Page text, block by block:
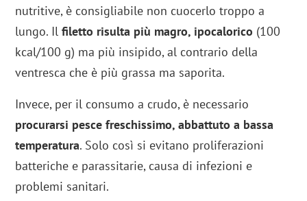
nutritive, è consigliabile non cuocerlo troppo a
lungo. Il filetto risulta più magro, ipocalorico (100
kcal/100 g) ma più insipido, al contrario della
ventresca che è più grassa ma saporita.
Invece, per il consumo a crudo, è necessario
procurarsi pesce freschissimo, abbattuto a bassa
temperatura. Solo così si evitano proliferazioni
batteriche e parassitarie, causa di infezioni e
problemi sanitari.